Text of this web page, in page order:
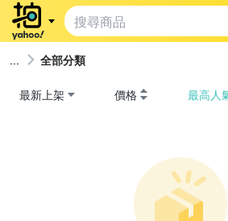
全部分類
最新上架 價格 最高人